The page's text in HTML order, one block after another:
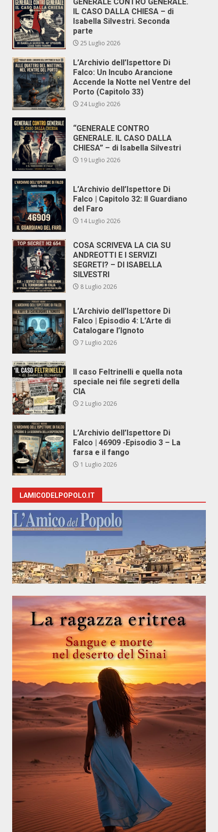
IL CASO DALLA CHIESA – di
Isabella Silvestri. Seconda
parte
25 Luglio 2026
L’Archivio dell’Ispettore Di
Falco: Un Incubo Arancione
Accende la Notte nel Ventre del
Porto (Capitolo 33)
24 Luglio 2026
“GENERALE CONTRO
GENERALE. IL CASO DALLA
CHIESA” – di Isabella Silvestri
19 Luglio 2026
L’Archivio dell’Ispettore Di
Falco | Capitolo 32: Il Guardiano
del Faro
14 Luglio 2026
COSA SCRIVEVA LA CIA SU
ANDREOTTI E I SERVIZI
SEGRETI? – DI ISABELLA
SILVESTRI
8 Luglio 2026
L’Archivio dell’Ispettore Di
Falco | Episodio 4: L’Arte di
Catalogare l’Ignoto
7 Luglio 2026
Il caso Feltrinelli e quella nota
speciale nei file segreti della
CIA
2 Luglio 2026
L’Archivio dell’Ispettore Di
Falco | 46909 -Episodio 3 – La
farsa e il fango
1 Luglio 2026
LAMICODELPOPOLO.IT